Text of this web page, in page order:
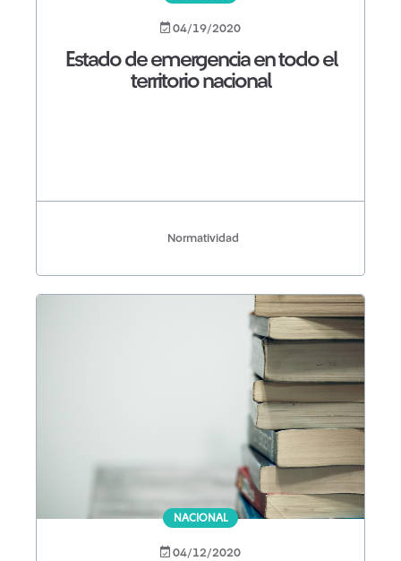
04/19/2020
Estado de emergencia en todo el
territorio nacional
Normatividad
NACIONAL
04/12/2020